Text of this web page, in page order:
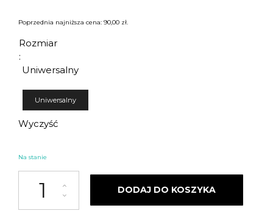
cena
Poprzednia najniższa cena: 90,00 zł.
Rozmiar
:
Uniwersalny
Uniwersalny
Wyczyść
Na stanie
ilość KOMINIARKA STREET AUTONOMY CAMON RED 2026
DODAJ DO KOSZYKA